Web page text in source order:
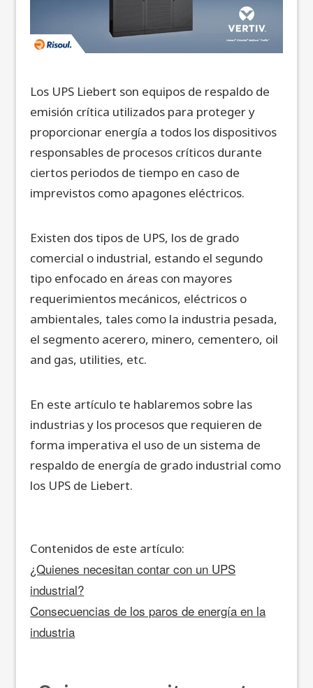
Los UPS Liebert son equipos de respaldo de
emisión crítica utilizados para proteger y
proporcionar energía a todos los dispositivos
responsables de procesos críticos durante
ciertos periodos de tiempo en caso de
imprevistos como apagones eléctricos.
Existen dos tipos de UPS, los de grado
comercial o industrial, estando el segundo
tipo enfocado en áreas con mayores
requerimientos mecánicos, eléctricos o
ambientales, tales como la industria pesada,
el segmento acerero, minero, cementero, oil
and gas, utilities, etc.
En este artículo te hablaremos sobre las
industrias y los procesos que requieren de
forma imperativa el uso de un sistema de
respaldo de energía de grado industrial como
los UPS de Liebert.
Contenidos de este artículo:
¿Quienes necesitan contar con un UPS
industrial?
Consecuencias de los paros de energía en la
industria